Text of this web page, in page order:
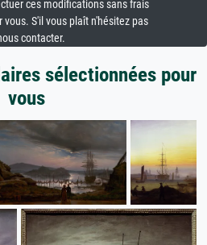
ces modifications sans frais
S'il vous plaît n'hésitez pas
contacter.
sélectionnées pour
vous